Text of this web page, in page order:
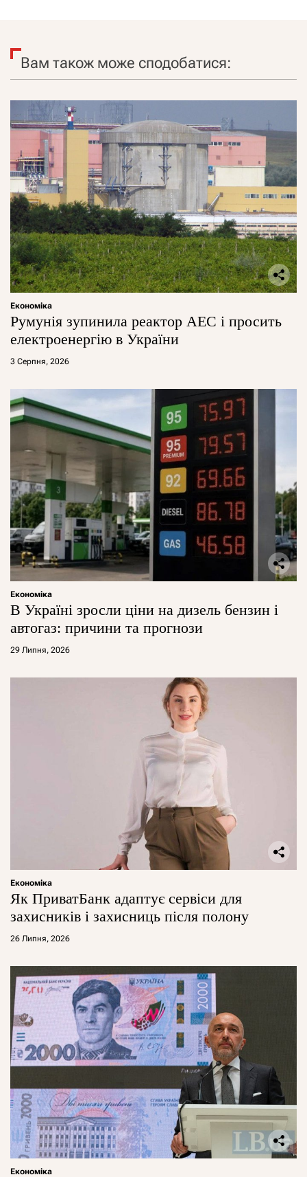
Вам також може сподобатися:
Економіка
Румунія зупинила реактор АЕС і просить
електроенергію в України
3 Серпня, 2026
Економіка
В Україні зросли ціни на дизель бензин і
автогаз: причини та прогнози
29 Липня, 2026
Економіка
Як ПриватБанк адаптує сервіси для
захисників і захисниць після полону
26 Липня, 2026
Економіка